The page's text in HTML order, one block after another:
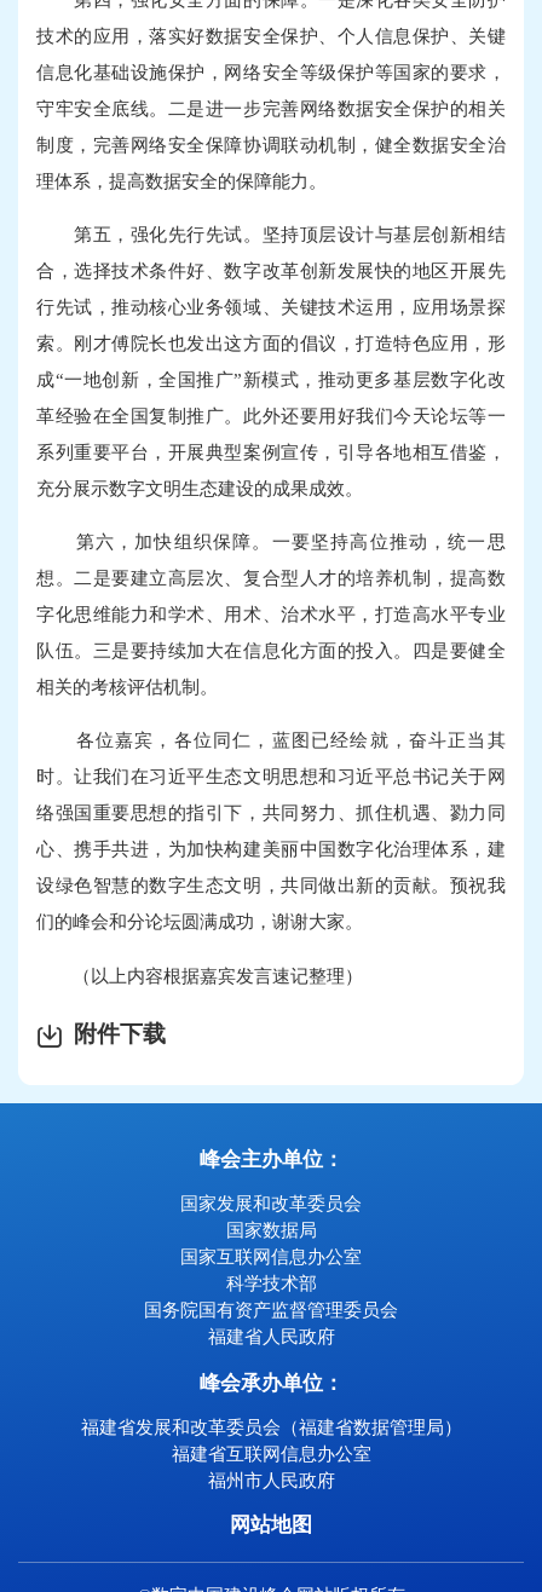
技术的应用，落实好数据安全保护、个人信息保护、关键
信息化基础设施保护，网络安全等级保护等国家的要求，
守牢安全底线。二是进一步完善网络数据安全保护的相关
制度，完善网络安全保障协调联动机制，健全数据安全治
理体系，提高数据安全的保障能力。
第五，强化先行先试。坚持顶层设计与基层创新相结
合，选择技术条件好、数字改革创新发展快的地区开展先
行先试，推动核心业务领域、关键技术运用，应用场景探
索。刚才傅院长也发出这方面的倡议，打造特色应用，形
成“一地创新，全国推广”新模式，推动更多基层数字化改
革经验在全国复制推广。此外还要用好我们今天论坛等一
系列重要平台，开展典型案例宣传，引导各地相互借鉴，
充分展示数字文明生态建设的成果成效。
第六，加快组织保障。一要坚持高位推动，统一思
想。二是要建立高层次、复合型人才的培养机制，提高数
字化思维能力和学术、用术、治术水平，打造高水平专业
队伍。三是要持续加大在信息化方面的投入。四是要健全
相关的考核评估机制。
各位嘉宾，各位同仁，蓝图已经绘就，奋斗正当其
时。让我们在习近平生态文明思想和习近平总书记关于网
络强国重要思想的指引下，共同努力、抓住机遇、勠力同
心、携手共进，为加快构建美丽中国数字化治理体系，建
设绿色智慧的数字生态文明，共同做出新的贡献。预祝我
们的峰会和分论坛圆满成功，谢谢大家。
（以上内容根据嘉宾发言速记整理）
附件下载
峰会主办单位：
国家发展和改革委员会
国家数据局
国家互联网信息办公室
科学技术部
国务院国有资产监督管理委员会
福建省人民政府
峰会承办单位：
福建省发展和改革委员会（福建省数据管理局）
福建省互联网信息办公室
福州市人民政府
网站地图